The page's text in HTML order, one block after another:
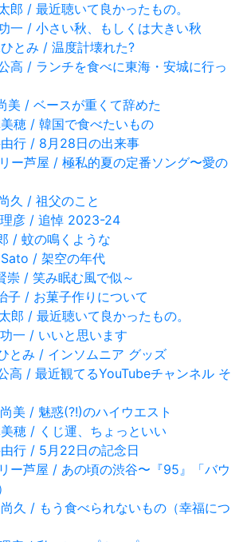
郎 / 最近聴いて良かったもの。
一 / 小さい秋、もしくは大きい秋
とみ / 温度計壊れた?
高 / ランチを食べに東海・安城に行っ
美 / ベースが重くて辞めた
穂 / 韓国で食べたいもの
行 / 8月28日の出来事
ー芦屋 / 極私的夏の定番ソング〜愛の
久 / 祖父のこと
彦 / 追悼 2023-24
/ 蚊の鳴くような
/ 架空の年代
崇 / 笑み眠む風で似～
子 / お菓子作りについて
郎 / 最近聴いて良かったもの。
一 / いいと思います
とみ / インソムニア グッズ
高 / 最近観てるYouTubeチャンネル そ
美 / 魅惑(?!)のハイウエスト
穂 / くじ運、ちょっといい
行 / 5月22日の記念日
ー芦屋 / あの頃の渋谷〜『95』「バウ
久 / もう食べられないもの（幸福につ